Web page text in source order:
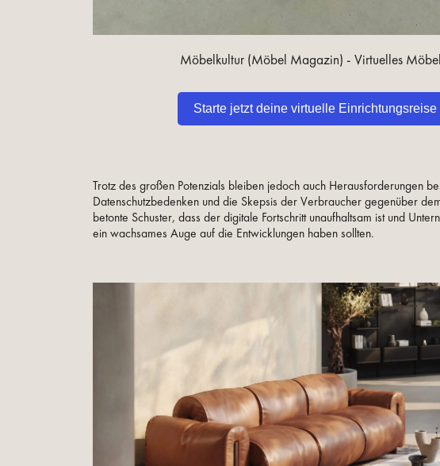
Möbelkultur (Möbel Magazin) - Virtuelles
Starte jetzt deine virtuelle Einrichtungsreise
Trotz des großen Potenzials bleiben jedoch auch Herausforderungen
Datenschutzbedenken und die Skepsis der Verbraucher gegenüber
betonte Schuster, dass der digitale Fortschritt unaufhaltsam ist und
ein wachsames Auge auf die Entwicklungen haben sollten.